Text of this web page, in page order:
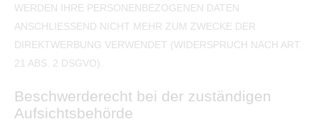
WERDEN IHRE PERSONENBEZOGENEN DATEN
ANSCHLIESSEND NICHT MEHR ZUM ZWECKE DER
DIREKTWERBUNG VERWENDET (WIDERSPRUCH NACH ART.
21 ABS. 2 DSGVO).
Beschwerde­recht bei der zuständigen
Aufsichts­behörde